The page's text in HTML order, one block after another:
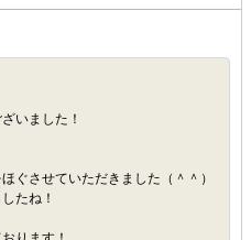
いました！
ぐさせていただきました（＾＾）
たね！